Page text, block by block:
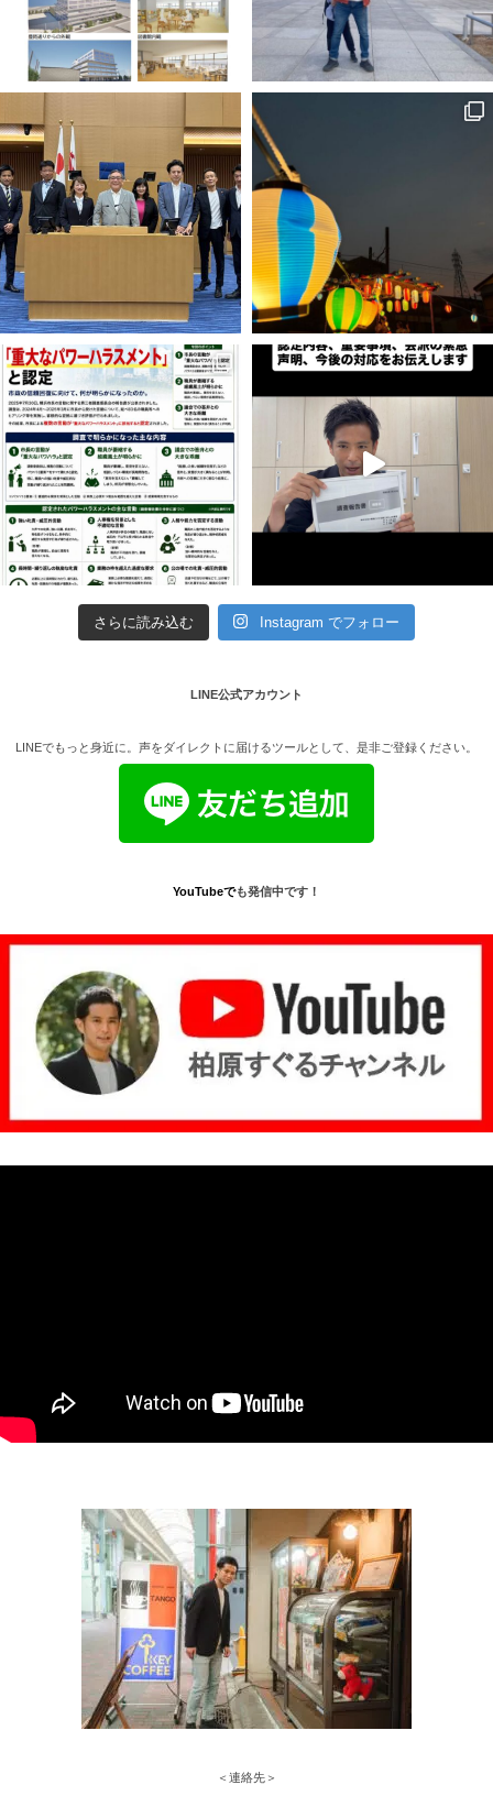
さらに読み込む Instagram でフォロー
LINE公式アカウント
LINEでもっと身近に。声をダイレクトに届けるツールとして、是非ご登録ください。
YouTubeでも発信中です！
＜連絡先＞